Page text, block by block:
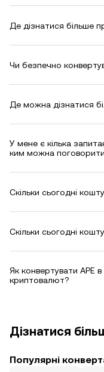
Де дізнатися більше
Чи безпечно
Де можна дізнатися
У мене є кілька
ким можна
Скільки сьогодні
Скільки сьогодні
Як конвертувати APE
криптовалют?
Дізнатися
Популярні